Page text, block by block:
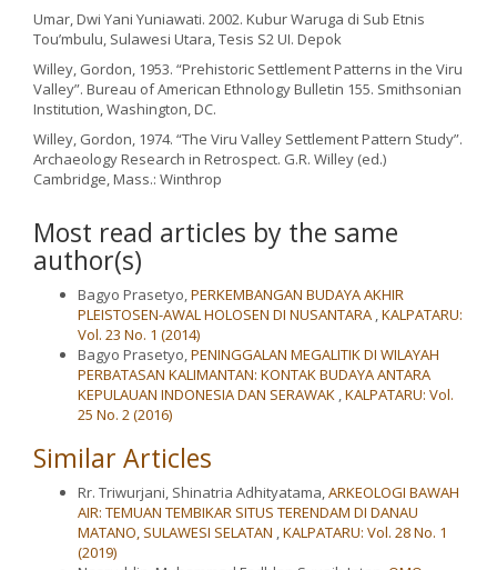
Umar, Dwi Yani Yuniawati. 2002. Kubur Waruga di Sub Etnis
Tou’mbulu, Sulawesi Utara, Tesis S2 UI. Depok
Willey, Gordon, 1953. “Prehistoric Settlement Patterns in the Viru
Valley”. Bureau of American Ethnology Bulletin 155. Smithsonian
Institution, Washington, DC.
Willey, Gordon, 1974. “The Viru Valley Settlement Pattern Study”.
Archaeology Research in Retrospect. G.R. Willey (ed.)
Cambridge, Mass.: Winthrop
Most read articles by the same
author(s)
Bagyo Prasetyo,PERKEMBANGAN BUDAYA AKHIR
PLEISTOSEN-AWAL HOLOSEN DI NUSANTARA ,KALPATARU:
Vol. 23 No. 1 (2014)
Bagyo Prasetyo,PENINGGALAN MEGALITIK DI WILAYAH
PERBATASAN KALIMANTAN: KONTAK BUDAYA ANTARA
KEPULAUAN INDONESIA DAN SERAWAK ,KALPATARU: Vol.
25 No. 2 (2016)
Similar Articles
Rr. Triwurjani, Shinatria Adhityatama,ARKEOLOGI BAWAH
AIR: TEMUAN TEMBIKAR SITUS TERENDAM DI DANAU
MATANO, SULAWESI SELATAN ,KALPATARU: Vol. 28 No. 1
(2019)